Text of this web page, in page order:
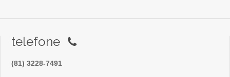
telefone
(81) 3228-7491